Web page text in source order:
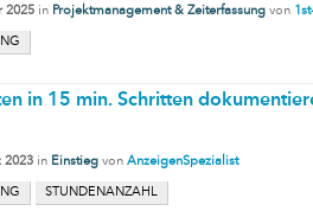
2025 in Projektmanagement & Zeiterfassung von
in 15 min. Schritten
2023 in Einstieg von AnzeigenSpezialist
STUNDENANZAHL